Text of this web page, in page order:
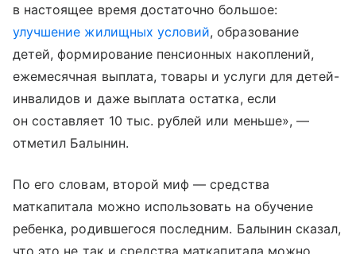
в настоящее время достаточно большое:
улучшение жилищных условий, образование
детей, формирование пенсионных накоплений,
ежемесячная выплата, товары и услуги для детей-
инвалидов и даже выплата остатка, если
он составляет 10 тыс. рублей или меньше», —
отметил Балынин.
По его словам, второй миф — средства
маткапитала можно использовать на обучение
ребенка, родившегося последним. Балынин сказал,
что это не так и средства маткапитала можно